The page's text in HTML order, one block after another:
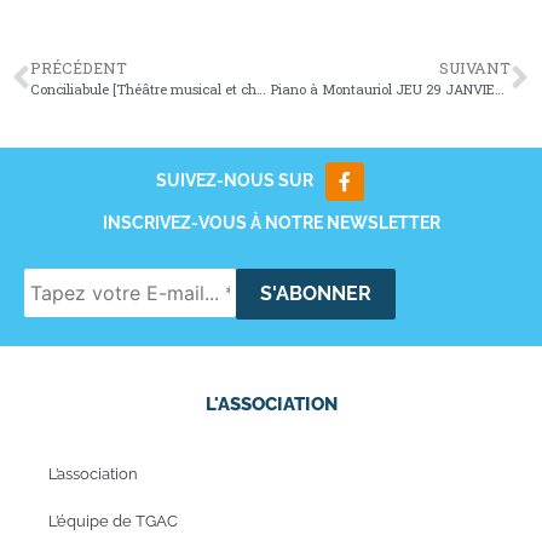
PRÉCÉDENT
Conciliabule [Théâtre musical et chorégraphique] SAM 6 DEC
SUIVANT
Piano à Montauriol JEU 29 JANVIER – 18h30
SUIVEZ-NOUS SUR
INSCRIVEZ-VOUS À NOTRE NEWSLETTER
L'ASSOCIATION
L’association
L’équipe de TGAC